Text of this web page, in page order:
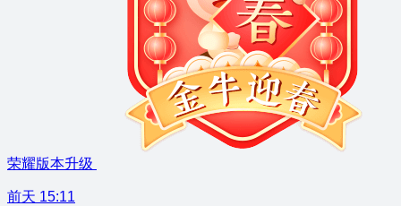
荣耀版本升级
前天 15:11